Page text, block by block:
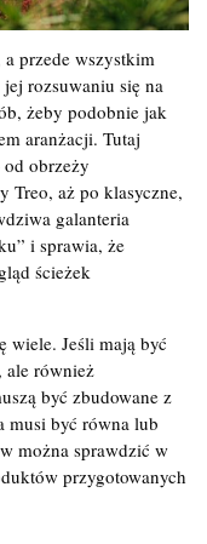
przede wszystkim
rozsuwaniu się na
żeby podobnie jak
aranżacji. Tutaj
obrzeży
Treo, aż po klasyczne,
galanteria
i sprawia, że
ścieżek
wiele. Jeśli mają być
ale również
być zbudowane z
musi być równa lub
można sprawdzić w
przygotowanych